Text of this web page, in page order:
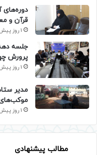
دوره‌های
قرآن و
1 روز پیش
جلسه
پرورش
1 روز پیش
مدیر
موکب‌های
1 روز پیش
مطالب پیشنهادی